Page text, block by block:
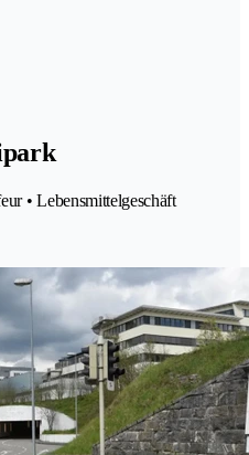
• Lebensmittelgeschäft